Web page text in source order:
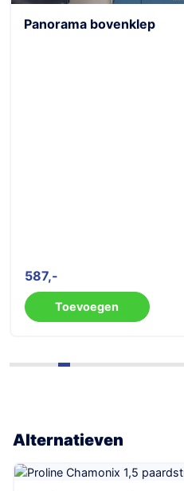
Panorama bovenklep
587
Toevoegen
Alternatieven